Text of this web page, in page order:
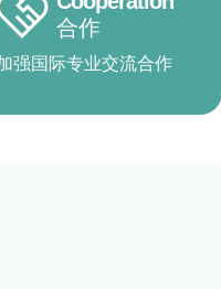
合作
强国际专业交流合作